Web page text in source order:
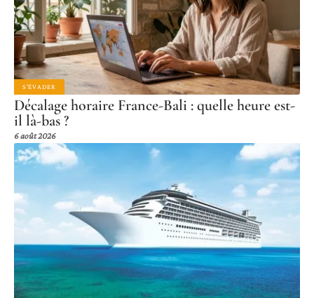
S'ÉVADER
Décalage horaire France-Bali : quelle heure est-
il là-bas ?
6 août 2026